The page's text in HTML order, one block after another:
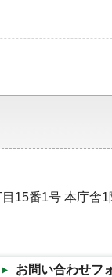
15番1号 本庁舎1
お問い合わせフ